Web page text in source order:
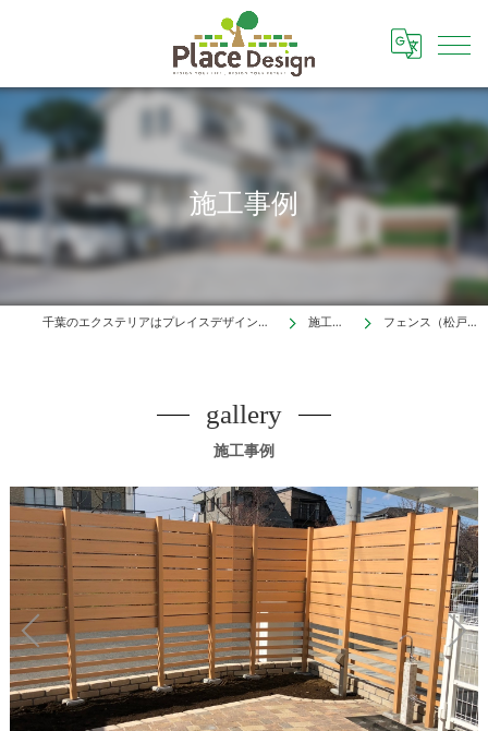
施工事例
千葉のエクステリアはプレイスデザイン株式会社 施工事例 フェンス（松戸市）
施工事例
gallery